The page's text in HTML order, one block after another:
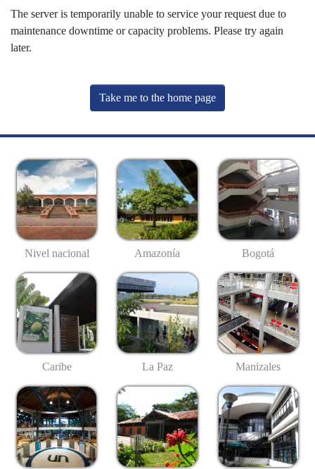
The server is temporarily unable to service your request due to
maintenance downtime or capacity problems. Please try again
later.
Take me to the home page
Nivel nacional Amazonía Bogotá
Caribe La Paz Manizales